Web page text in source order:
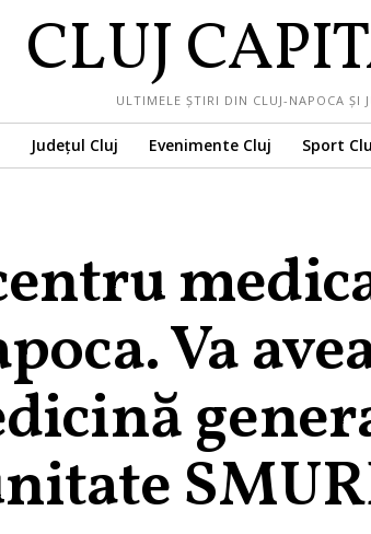
CLUJ
ULTIMELE ȘTIRI DIN CLUJ-NAPOCA ȘI
Județul Cluj Evenimente Cluj Sport
Va